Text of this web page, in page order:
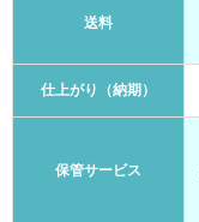
送料
仕上がり（納期）
保管サービス